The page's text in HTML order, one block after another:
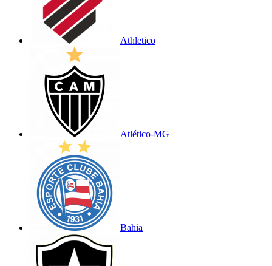
Athletico
Atlético-MG
Bahia